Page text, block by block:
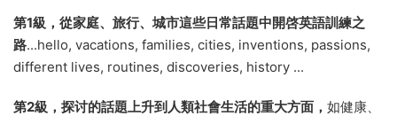
第1級，從家庭、旅行、城市這些日常話題中開啓英語訓練之
路...hello, vacations, families, cities, inventions, passions,
different lives, routines, discoveries, history ...
第2級，探讨的話題上升到人類社會生活的重大方面， 如健康、